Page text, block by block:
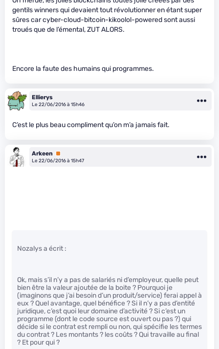
gentils winners qui devaient tout révolutionner en étant super
sûres car cyber-cloud-bitcoin-kikoolol-powered sont aussi
troués que de l’émental, ZUT ALORS.
Encore la faute des humains qui programmes.
Ellierys
Le 22/06/2016 à 15h46
C’est le plus beau compliment qu’on m’a jamais fait.
Arkeen
Premium
Le 22/06/2016 à 15h47
Nozalys a écrit :
Ok, mais s’il n’y a pas de salariés ni d’employeur, quelle peut
bien être la valeur ajoutée de la boite ? Pourquoi je
(imaginons que j’ai besoin d’un produit/service) ferai appel à
eux ? Quel avantage, quel bénéfice ? Si il n’y a pas d’entité
juridique, c’est quoi leur domaine d’activité ? Si c’est un
programme (dont le code source est ouvert ou pas ?) qui
décide si le contrat est rempli ou non, qui spécifie les termes
du contrat ? Les montants ? les coûts ? Qui travaille au final
? Et pour qui ?